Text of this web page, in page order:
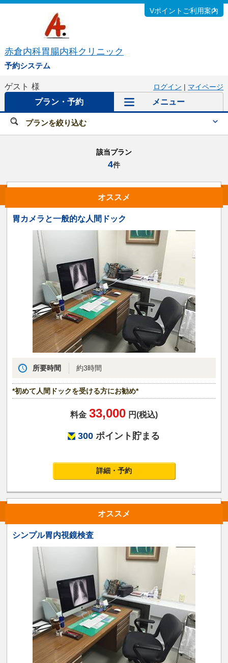
赤倉内科胃腸内科クリニック
予約システム
Vポイントご利用案内
ゲスト 様 ログイン | マイページ
プラン・予約 メニュー
プランを絞り込む
該当プラン
4件
オススメ
胃カメラと一般的な人間ドック
所要時間 約3時間
*初めて人間ドックを受ける方にお勧め*
料金 33,000 円(税込)
300 ポイント貯まる
詳細・予約
オススメ
シンプル胃内視鏡検査